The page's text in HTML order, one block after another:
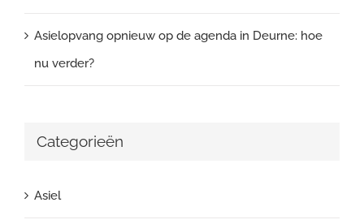
Asielopvang opnieuw op de agenda in Deurne: hoe
nu verder?
Categorieën
Asiel